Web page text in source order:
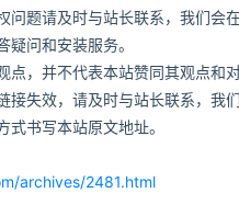
题请及时与站长联系，我们会在
问和安装服务。
，并不代表本站赞同其观点和对
失效，请及时与站长联系，我们
书写本站原文地址。
archives/2481.html